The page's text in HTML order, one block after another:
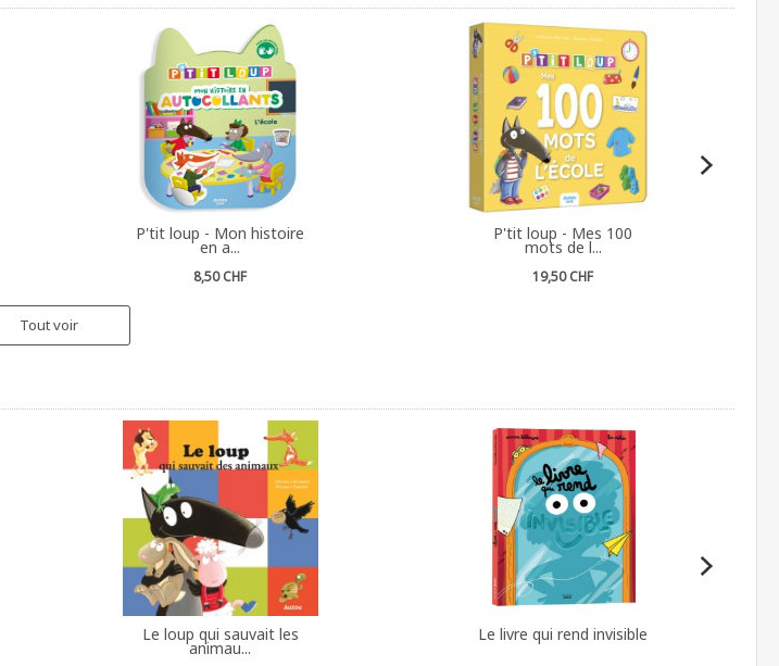
P'tit loup - Mon histoire
en a...
8,50 CHF
P'tit loup - Mes 100
mots de l...
19,50 CHF
Tout voir
Le loup qui sauvait les
animau...
Le livre qui rend invisible